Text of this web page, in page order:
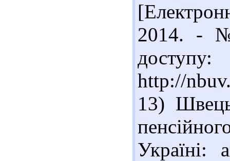
2014. -
доступу:
http://
13)
Україні: